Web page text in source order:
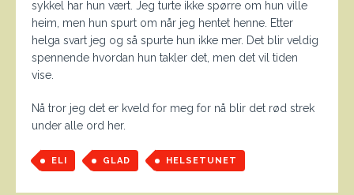
sykkel har hun vært. Jeg turte ikke spørre om hun ville
heim, men hun spurt om når jeg hentet henne. Etter
helga svart jeg og så spurte hun ikke mer. Det blir veldig
spennende hvordan hun takler det, men det vil tiden
vise.
Nå tror jeg det er kveld for meg for nå blir det rød strek
under alle ord her.
ELI GLAD HELSETUNET